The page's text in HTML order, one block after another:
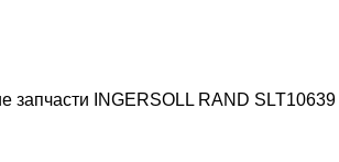
INGERSOLL RAND